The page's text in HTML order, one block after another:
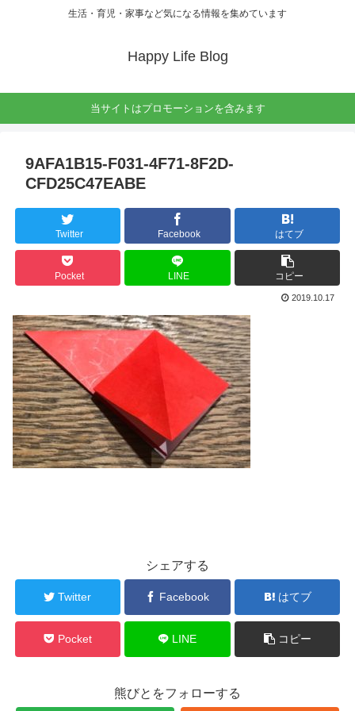
生活・育児・家事など気になる情報を集めています
Happy Life Blog
当サイトはプロモーションを含みます
9AFA1B15-F031-4F71-8F2D-
CFD25C47EABE
Twitter Facebook はてブ
Pocket LINE コピー
2019.10.17
シェアする
Twitter Facebook はてブ
Pocket LINE コピー
熊びとをフォローする